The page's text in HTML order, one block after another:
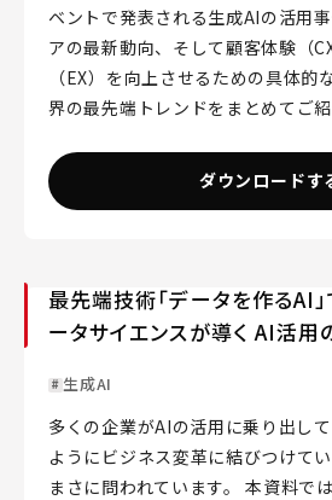
ベントで発表される生成AIの活用
アの最新動向、そして顧客体験（
（EX）を向上させるための具体的
界の最先端トレンドをまとめてご紹
ダウンロードす
最先端技術「データを作るAI
ータサイエンスが導く AI活用
生成AI
多くの企業がAIの活用に乗り出し
ようにビジネス変革に結びつけて
まさに問われています。 本資料で